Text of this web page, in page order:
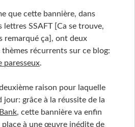
que cette bannière, dans
lettres SSAFT [Ca se trouve,
remarqué ça], ont deux
récurrents sur ce blog:
paresseux.
raison pour laquelle
jour: grâce à la réussite de la
, cette bannière va enfin
à une œuvre inédite de